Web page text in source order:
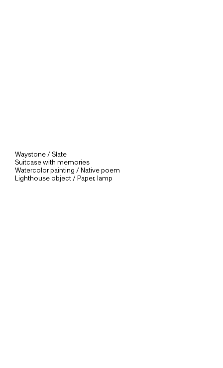
Waystone / Slate
Suitcase with memories
Watercolor painting / Native poem
Lighthouse object / Paper, lamp